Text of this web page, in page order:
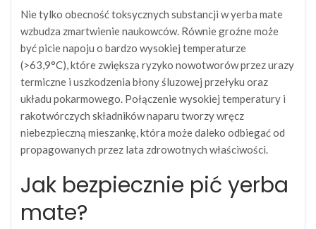
Nie tylko obecność toksycznych substancji w yerba mate
wzbudza zmartwienie naukowców. Równie groźne może
być picie napoju o bardzo wysokiej temperaturze
(>63,9°C), które zwiększa ryzyko nowotworów przez urazy
termiczne i uszkodzenia błony śluzowej przełyku oraz
układu pokarmowego. Połączenie wysokiej temperatury i
rakotwórczych składników naparu tworzy wręcz
niebezpieczną mieszankę, która może daleko odbiegać od
propagowanych przez lata zdrowotnych właściwości.
Jak bezpiecznie pić yerba
mate?